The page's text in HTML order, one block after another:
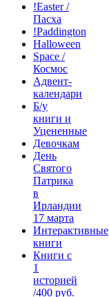
!Easter /
Пасха
!Paddington
Halloween
Space /
Космос
Адвент-
календари
Б/у
книги и
Уцененные
Девочкам
День
Святого
Патрика
в
Ирландии
17 марта
Интерактивные
книги
Книги с
1
историей
/400 руб.